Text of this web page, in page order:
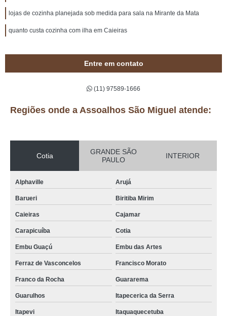
lojas de cozinha planejada sob medida para sala na Mirante da Mata
quanto custa cozinha com ilha em Caieiras
Entre em contato
(11) 97589-1666
Regiões onde a Assoalhos São Miguel atende:
Cotia
GRANDE SÃO
PAULO
INTERIOR
Alphaville Arujá
Barueri Biritiba Mirim
Caieiras Cajamar
Carapicuíba Cotia
Embu Guaçú Embu das Artes
Ferraz de Vasconcelos Francisco Morato
Franco da Rocha Guararema
Guarulhos Itapecerica da Serra
Itapevi Itaquaquecetuba